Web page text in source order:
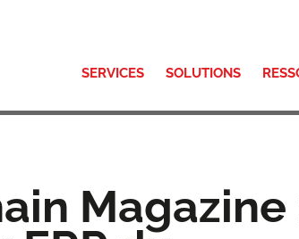
SERVICES SOLUTIONS
Magazine